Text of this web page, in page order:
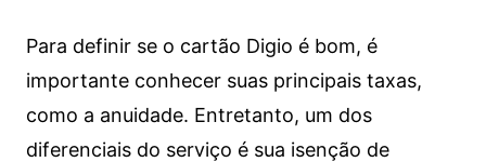
Para definir se o cartão Digio é bom, é
importante conhecer suas principais taxas,
como a anuidade. Entretanto, um dos
diferenciais do serviço é sua isenção de